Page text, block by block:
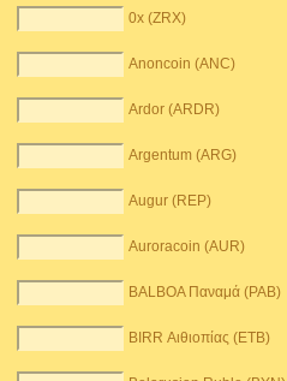
0x (ZRX)
Anoncoin (ANC)
Ardor (ARDR)
Argentum (ARG)
Augur (REP)
Auroracoin (AUR)
BALBOA Παναμά (PAB)
BIRR Αιθιοπίας (ETB)